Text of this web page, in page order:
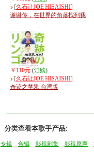
[久石让JOE HISAISHI]
谢谢你，在世界的角落找到我
￥110元 (订购)
[久石让JOE HISAISHI]
奇迹之苹果 台湾版
分类查看本歌手产品:
专辑 合辑 影视剧集 影视原声